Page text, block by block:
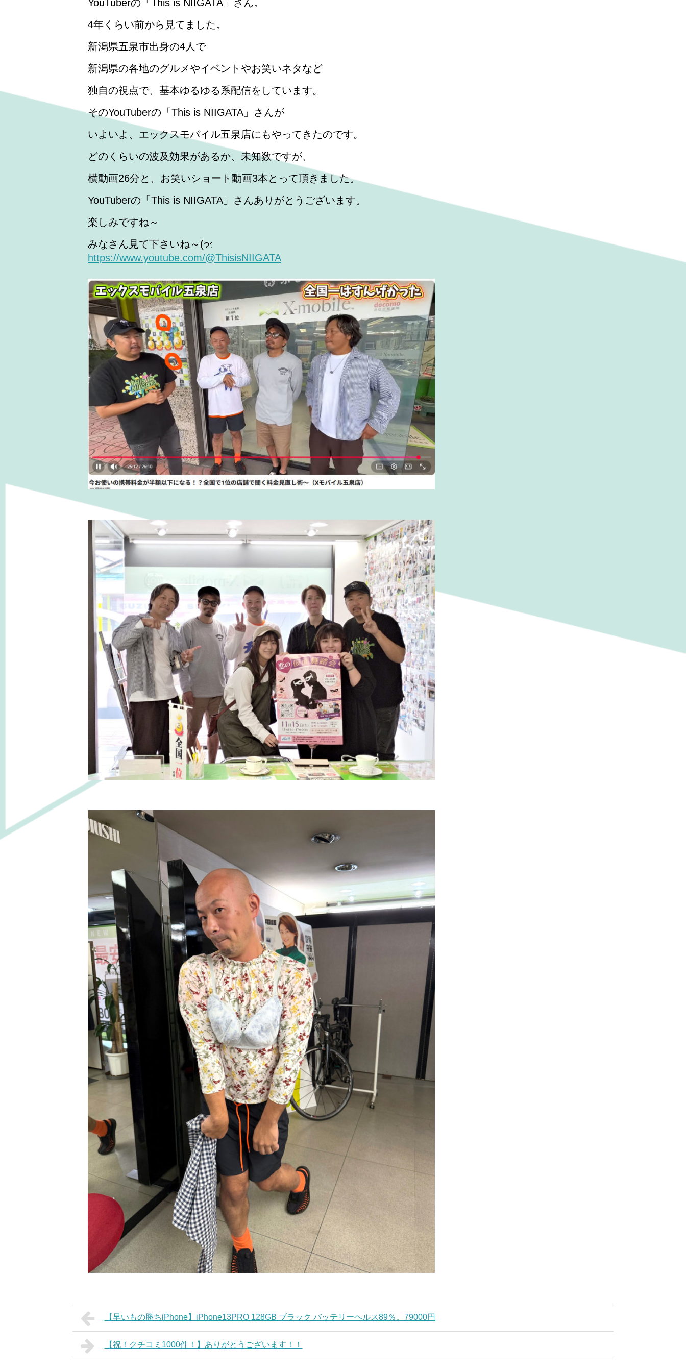
YouTuberの「This is NIIGATA」さん。
4年くらい前から見てました。
新潟県五泉市出身の4人で
新潟県の各地のグルメやイベントやお笑いネタなど
独自の視点で、基本ゆるゆる系配信をしています。
そのYouTuberの「This is NIIGATA」さんが
いよいよ、エックスモバイル五泉店にもやってきたのです。
どのくらいの波及効果があるか、未知数ですが、
横動画26分と、お笑いショート動画3本とって頂きました。
YouTuberの「This is NIIGATA」さんありがとうございます。
楽しみですね～
みなさん見て下さいね～(
https://www.youtube.com/@ThisisNIIGATA
【早いもの勝ちiPhone】iPhone13PRO 128GB ブラック バッテリーヘルス89％。79000円
【祝！クチコミ1000件！】ありがとうございます！！